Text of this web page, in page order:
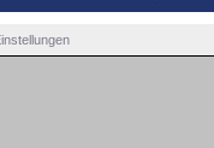
wir derzeit keine